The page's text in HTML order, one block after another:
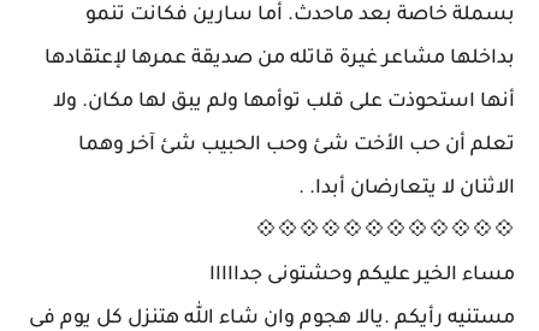
بسملة خاصة بعد ماحدث. أما سارين فكانت تنمو
بداخلها مشاعر غيرة قاتله من صديقة عمرها لإعتقادها
أنها استحوذت على قلب توأمها ولم يبق لها مكان. ولا
تعلم أن حب الأخت شئ وحب الحبيب شئ آخر وهما
الاثنان لا يتعارضان أبدا. .
💠💠💠💠💠💠💠💠💠💠💠💠
مساء الخير عليكم وحشتونى جدااااا
مستنيه رأيكم .يالا هجوم وان شاء الله هتنزل كل يوم فى